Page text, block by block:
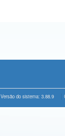
Versão do sistema: 3.88.9